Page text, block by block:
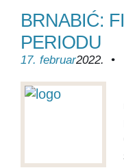
BRNABIĆ:
PERIODU
17. februar2022. •